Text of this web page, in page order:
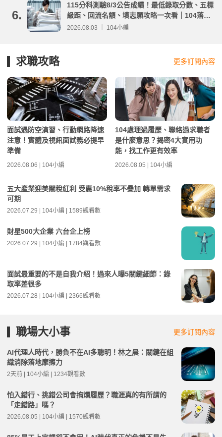
6.
115分科測驗8/3公告成績！最低錄取分數、五標
級距、回流名額、填志願攻略一次看｜104落點
分析
2026.08.03 ｜ 104小編
求職攻略 更多訂閱內容
面試遇防空演習、行動網路降速
注意！實體及視訊面試務必提早
準備
2026.08.06 | 104小編
104處理過履歷、聯絡過求職者
是什麼意思？揭密4大實用功
能，找工作更有效率
2026.08.05 | 104小編
五大產業迎美關稅紅利 受惠10%稅率不疊加 轉單需求
可期
2026.07.29 | 104小編 | 1589觀看數
財星500大企業 六台企上榜
2026.07.29 | 104小編 | 1784觀看數
面試最重要的不是自我介紹！過來人曝5關鍵細節：錄
取率差很多
2026.07.28 | 104小編 | 2366觀看數
職場大小事 更多訂閱內容
AI代理人時代，勝負不在AI多聰明！林之晨：關鍵在組
織消除落地摩擦力
2天前 | 104小編 | 1234觀看數
怕入錯行、挑錯公司會搞爛履歷？職涯真的有所謂的
「走錯路」嗎？
2026.08.05 | 104小編 | 1570觀看數